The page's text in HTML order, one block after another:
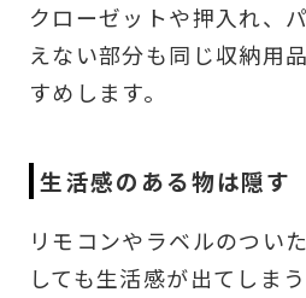
クローゼットや押入れ、
えない部分も同じ収納用
すめします。
生活感のある物は隠す
リモコンやラベルのつい
しても生活感が出てしま